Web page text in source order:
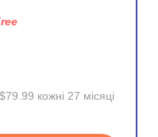
$79.99 кожні 27 місяці